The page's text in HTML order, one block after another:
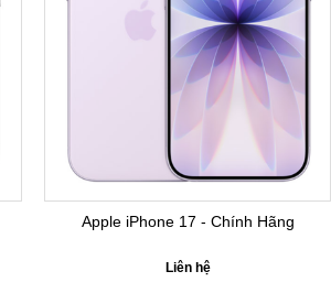
Apple iPhone 17 - Chính Hãng
Liên hệ